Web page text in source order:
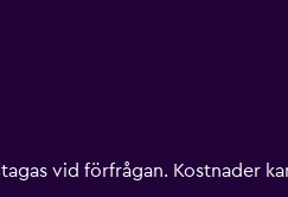
vid förfrågan. Kostnader